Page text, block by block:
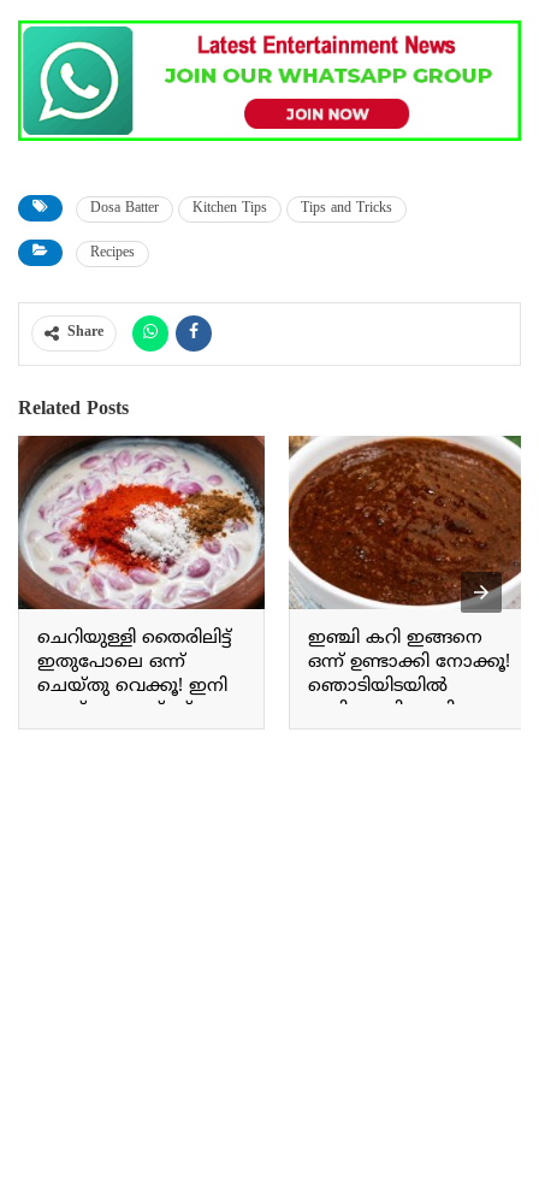
Dosa Batter Kitchen Tips Tips and Tricks
Recipes
Share
Related Posts
ചെറിയുള്ളി തൈരിലിട്ട്
ഇതുപോലെ ഒന്ന്
ചെയ്തു വെക്കൂ! ഇനി
ഒരാഴ്ചത്തേയ്ക്ക്
വേറെ കറിയൊന്നും
ഇഞ്ചി കറി ഇങ്ങനെ
ഒന്ന് ഉണ്ടാക്കി നോക്കൂ!
ഞൊടിയിടയിൽ
അടിപൊളി ടേസ്റ്റിലും
മണത്തിലും കിടിലൻ